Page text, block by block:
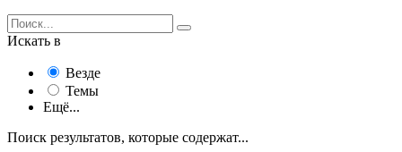
Искать в
Везде
Темы
Ещё...
Поиск результатов, которые содержат...